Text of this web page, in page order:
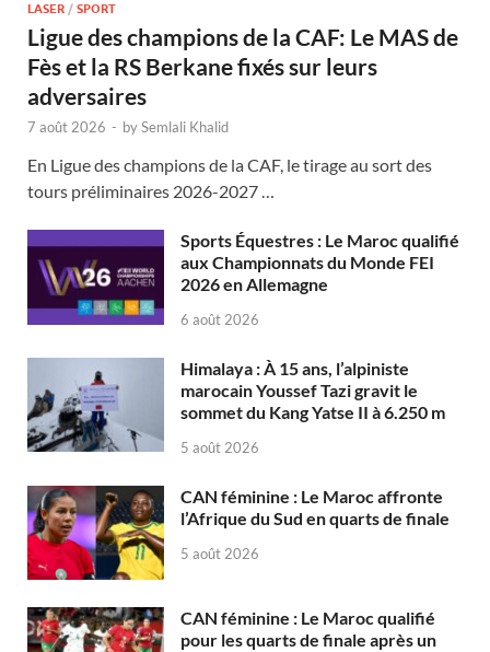
LASER / SPORT
Ligue des champions de la CAF: Le MAS de
Fès et la RS Berkane fixés sur leurs
adversaires
7 août 2026 - bySemlali Khalid
En Ligue des champions de la CAF, le tirage au sort des
tours préliminaires 2026-2027 …
Sports Équestres : Le Maroc qualifié
aux Championnats du Monde FEI
2026 en Allemagne
6 août 2026
Himalaya : À 15 ans, l’alpiniste
marocain Youssef Tazi gravit le
sommet du Kang Yatse II à 6.250 m
5 août 2026
CAN féminine : Le Maroc affronte
l’Afrique du Sud en quarts de finale
5 août 2026
CAN féminine : Le Maroc qualifié
pour les quarts de finale après un